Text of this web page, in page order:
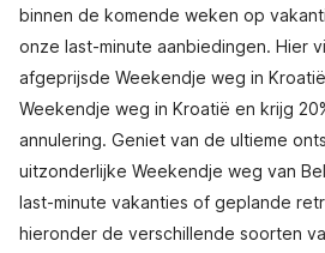
binnen de komende weken op
onze last-minute aanbiedingen. Hier
afgeprijsde Weekendje weg in
Weekendje weg in Kroatië en krijg
annulering. Geniet van de ultieme
uitzonderlijke Weekendje weg van
last-minute vakanties of geplande
hieronder de verschillende soorten